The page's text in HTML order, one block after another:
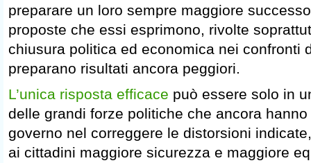
preparare un loro sempre maggiore
proposte che essi esprimono, rivolte
chiusura politica ed economica nei confronti
preparano risultati ancora peggiori.
L’unica risposta efficace può essere solo in
delle grandi forze politiche che ancora
governo nel correggere le distorsioni
ai cittadini maggiore sicurezza e maggiore